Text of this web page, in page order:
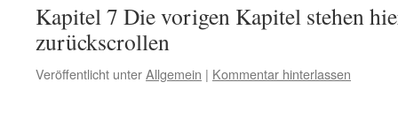
Kapitel 7 Die vorigen Kapitel stehen
zurückscrollen
Veröffentlicht unterAllgemein | Kommentar hinterlassen